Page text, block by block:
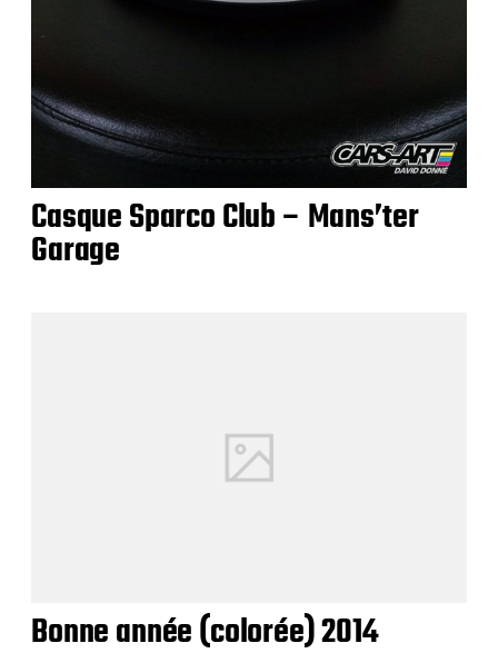
Casque Sparco Club – Mans’ter
Garage
Bonne année (colorée) 2014